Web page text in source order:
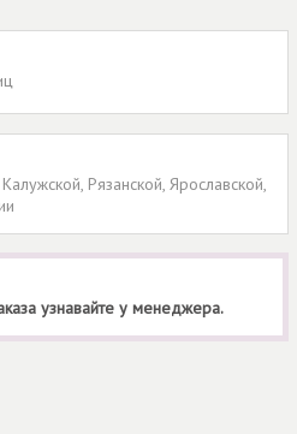
Рязанской, Ярославской,
узнавайте у менеджера.